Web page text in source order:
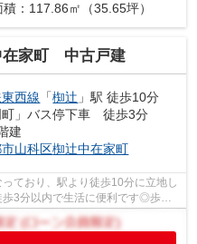
積：117.86㎡（35.65坪）
在家町 中古戸建
西線 「椥辻 」駅 徒歩10分
町」バス停下車 徒歩3分
建
山科区椥辻中在家町
ており、駅より徒歩10分に立地し
3分以内で生活に便利です◎歩い
が...